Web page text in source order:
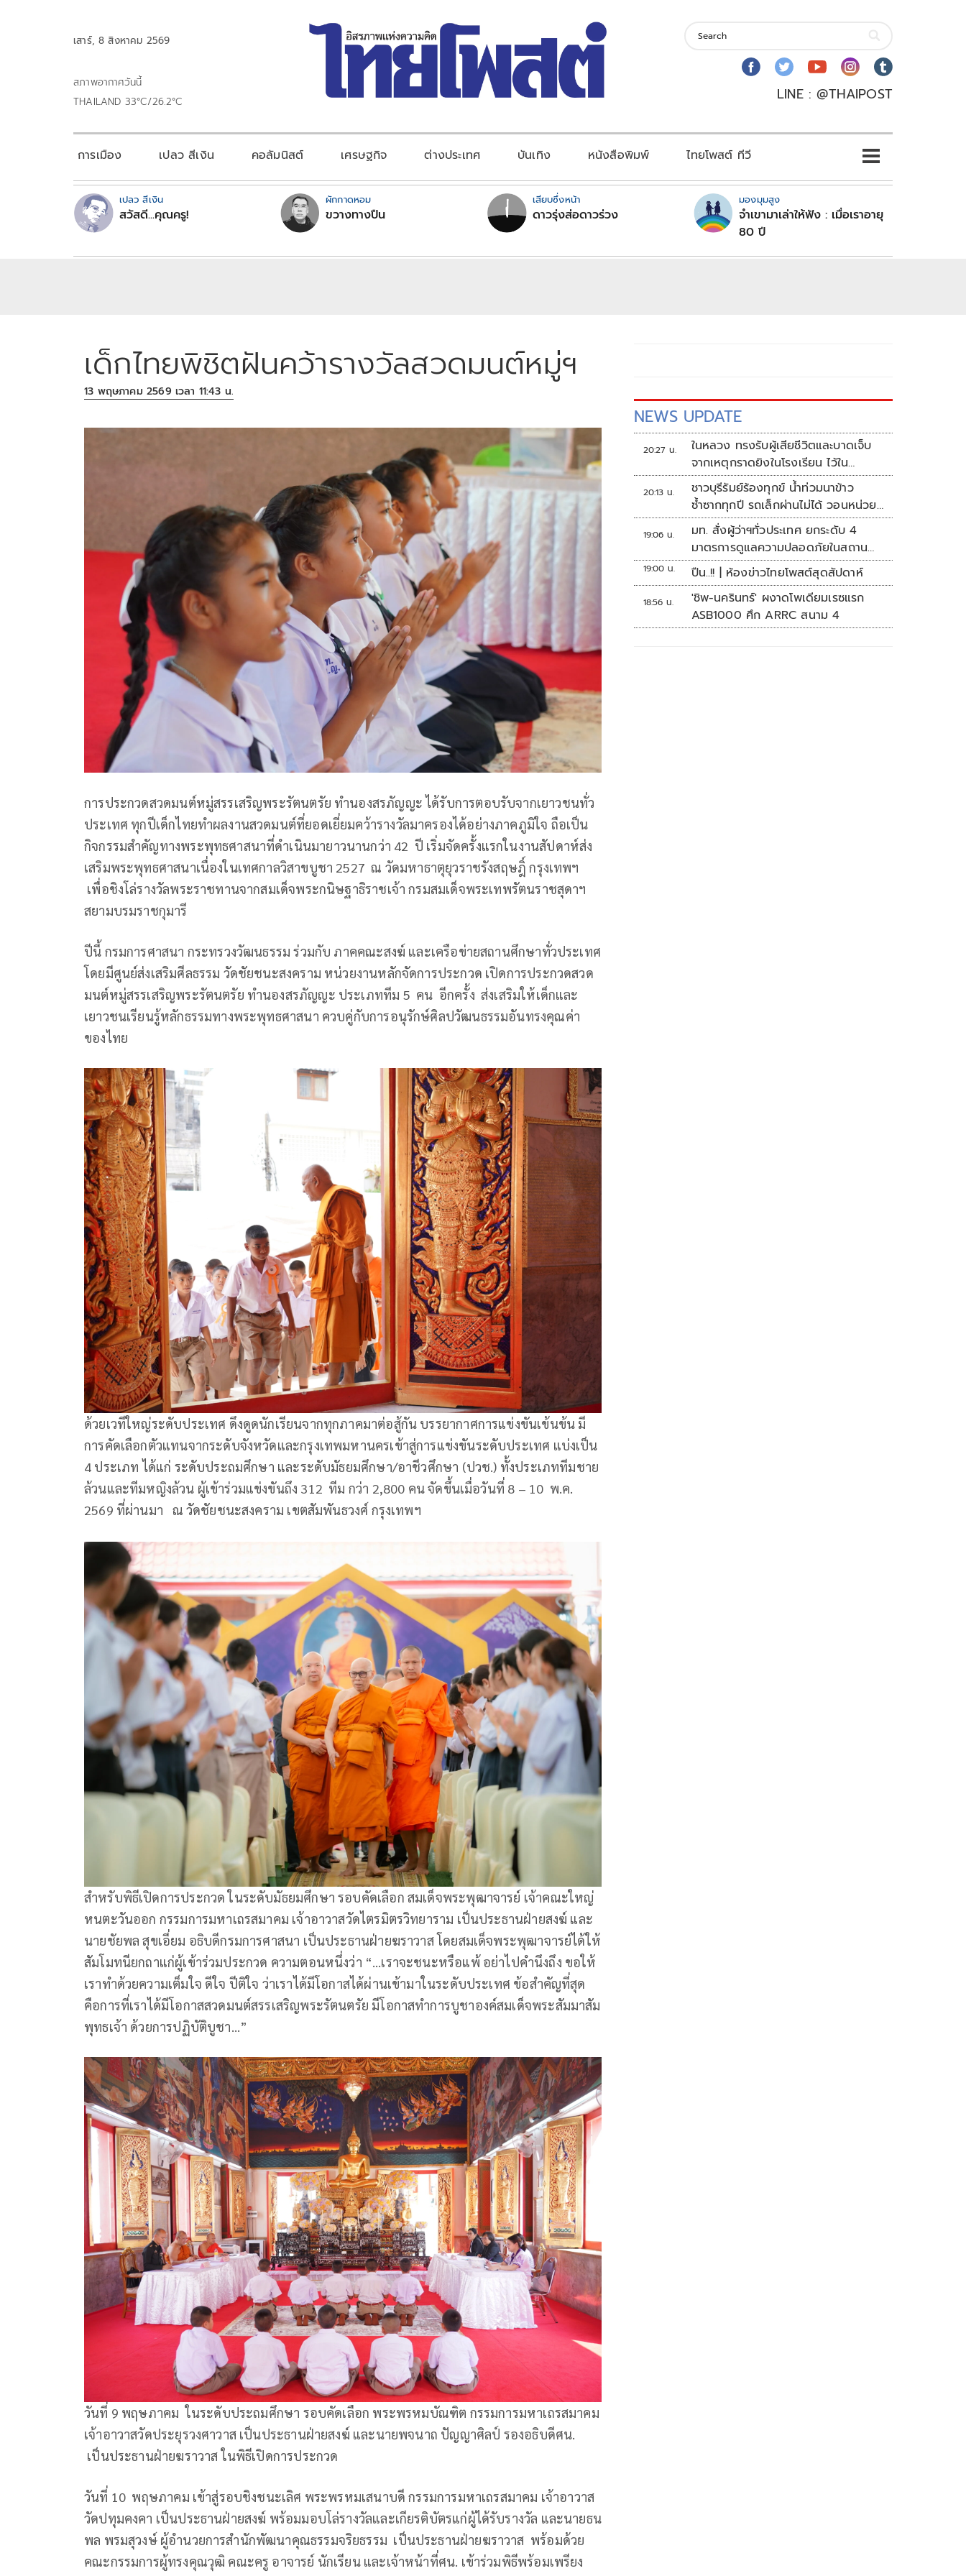
เสาร์, 8 สิงหาคม 2569
สภาพอากาศวันนี้
THAILAND 33°C/26.2°C
LINE : @THAIPOST
การเมือง เปลว สีเงิน คอลัมนิสต์ เศรษฐกิจ ต่างประเทศ บันเทิง หนังสือพิมพ์ ไทยโพสต์ ทีวี
เปลว สีเงิน
สวัสดี...คุณครู!
ผักกาดหอม
ขวางทางปืน
เสียบซึ่งหน้า
ดาวรุ่งส่อดาวร่วง
มองมุมสูง
จำเขามาเล่าให้ฟัง : เมื่อเราอายุ
80 ปี
เด็กไทยพิชิตฝันคว้ารางวัลสวดมนต์หมู่ฯ
13 พฤษภาคม 2569 เวลา 11:43 น.
การประกวดสวดมนต์หมู่สรรเสริญพระรัตนตรัย ทำนองสรภัญญะ ได้รับการตอบรับจากเยาวชนทั่ว
ประเทศ ทุกปีเด็กไทยทำผลงานสวดมนต์ที่ยอดเยี่ยมคว้ารางวัลมาครองได้อย่างภาคภูมิใจ ถือเป็น
กิจกรรมสำคัญทางพระพุทธศาสนาที่ดำเนินมายาวนานกว่า 42 ปี เริ่มจัดครั้งแรกในงานสัปดาห์ส่ง
เสริมพระพุทธศาสนาเนื่องในเทศกาลวิสาขบูชา 2527 ณ วัดมหาธาตุยุวราชรังสฤษฎิ์ กรุงเทพฯ
เพื่อชิงโล่รางวัลพระราชทานจากสมเด็จพระกนิษฐาธิราชเจ้า กรมสมเด็จพระเทพรัตนราชสุดาฯ
สยามบรมราชกุมารี
ปีนี้ กรมการศาสนา กระทรวงวัฒนธรรม ร่วมกับ ภาคคณะสงฆ์ และเครือข่ายสถานศึกษาทั่วประเทศ
โดยมีศูนย์ส่งเสริมศีลธรรม วัดชัยชนะสงคราม หน่วยงานหลักจัดการประกวด เปิดการประกวดสวด
มนต์หมู่สรรเสริญพระรัตนตรัย ทำนองสรภัญญะ ประเภททีม 5 คน อีกครั้ง ส่งเสริมให้เด็กและ
เยาวชนเรียนรู้หลักธรรมทางพระพุทธศาสนา ควบคู่กับการอนุรักษ์ศิลปวัฒนธรรมอันทรงคุณค่า
ของไทย
ด้วยเวทีใหญ่ระดับประเทศ ดึงดูดนักเรียนจากทุกภาคมาต่อสู้กัน บรรยากาศการแข่งขันเข้นข้น มี
การคัดเลือกตัวแทนจากระดับจังหวัดและกรุงเทพมหานครเข้าสู่การแข่งขันระดับประเทศ แบ่งเป็น
4 ประเภท ได้แก่ ระดับประถมศึกษา และระดับมัธยมศึกษา/อาชีวศึกษา (ปวช.) ทั้งประเภททีมชาย
ล้วนและทีมหญิงล้วน ผู้เข้าร่วมแข่งขันถึง 312 ทีม กว่า 2,800 คน จัดขึ้นเมื่อวันที่ 8 – 10 พ.ค.
2569 ที่ผ่านมา ณ วัดชัยชนะสงคราม เขตสัมพันธวงศ์ กรุงเทพฯ
สำหรับพิธีเปิดการประกวด ในระดับมัธยมศึกษา รอบคัดเลือก สมเด็จพระพุฒาจารย์ เจ้าคณะใหญ่
หนตะวันออก กรรมการมหาเถรสมาคม เจ้าอาวาสวัดไตรมิตรวิทยาราม เป็นประธานฝ่ายสงฆ์ และ
นายชัยพล สุขเอี่ยม อธิบดีกรมการศาสนา เป็นประธานฝ่ายฆราวาส โดยสมเด็จพระพุฒาจารย์ได้ให้
สัมโมทนียกถาแก่ผู้เข้าร่วมประกวด ความตอนหนึ่งว่า “…เราจะชนะหรือแพ้ อย่าไปคำนึงถึง ขอให้
เราทำด้วยความเต็มใจ ดีใจ ปีติใจ ว่าเราได้มีโอกาสได้ผ่านเข้ามาในระดับประเทศ ข้อสำคัญที่สุด
คือการที่เราได้มีโอกาสสวดมนต์สรรเสริญพระรัตนตรัย มีโอกาสทำการบูชาองค์สมเด็จพระสัมมาสัม
พุทธเจ้า ด้วยการปฏิบัติบูชา…”
วันที่ 9 พฤษภาคม ในระดับประถมศึกษา รอบคัดเลือก พระพรหมบัณฑิต กรรมการมหาเถรสมาคม
เจ้าอาวาสวัดประยุรวงศาวาส เป็นประธานฝ่ายสงฆ์ และนายพจนาถ ปัญญาศิลป์ รองอธิบดีศน.
เป็นประธานฝ่ายฆราวาส ในพิธีเปิดการประกวด
วันที่ 10 พฤษภาคม เข้าสู่รอบชิงชนะเลิศ พระพรหมเสนาบดี กรรมการมหาเถรสมาคม เจ้าอาวาส
วัดปทุมคงคา เป็นประธานฝ่ายสงฆ์ พร้อมมอบโล่รางวัลและเกียรติบัตรแก่ผู้ได้รับรางวัล และนายธน
พล พรมสุวงษ์ ผู้อำนวยการสำนักพัฒนาคุณธรรมจริยธรรม เป็นประธานฝ่ายฆราวาส พร้อมด้วย
คณะกรรมการผู้ทรงคุณวุฒิ คณะครู อาจารย์ นักเรียน และเจ้าหน้าที่ศน. เข้าร่วมพิธีพร้อมเพรียง
NEWS UPDATE
20:27 น.
ในหลวง ทรงรับผู้เสียชีวิตและบาดเจ็บ
จากเหตุกราดยิงในโรงเรียน ไว้ใน
พระบรมราชานุเคราะห์
20:13 น.
ชาวบุรีรัมย์ร้องทุกข์ น้ำท่วมนาข้าว
ซ้ำซากทุกปี รถเล็กผ่านไม่ได้ วอนหน่วย
งานเร่งแก้ไข
19:06 น.
มท. สั่งผู้ว่าฯทั่วประเทศ ยกระดับ 4
มาตรการดูแลความปลอดภัยในสถาน
ศึกษา
19:00 น. ปืน..!! | ห้องข่าวไทยโพสต์สุดสัปดาห์
18:56 น.
'ชิพ-นครินทร์' ผงาดโพเดียมเรซแรก
ASB1000 ศึก ARRC สนาม 4